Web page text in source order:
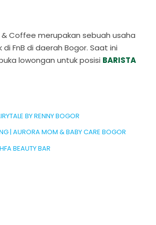
Coffee merupakan sebuah usaha
FnB di daerah Bogor. Saat ini
lowongan untuk posisi BARISTA
BY RENNY BOGOR
| AURORA MOM & BABY CARE BOGOR
BEAUTY BAR